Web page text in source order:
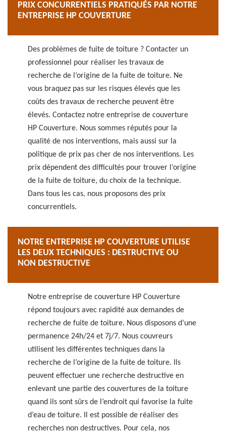
PRIX CONCURRENTIELS PRATIQUÉS PAR NOTRE
ENTREPRISE HP COUVERTURE
Des problèmes de fuite de toiture ? Contacter un
professionnel pour réaliser les travaux de
recherche de l’origine de la fuite de toiture. Ne
vous braquez pas sur les risques élevés que les
coûts des travaux de recherche peuvent être
élevés. Contactez notre entreprise de couverture
HP Couverture. Nous sommes réputés pour la
qualité de nos interventions, mais aussi sur la
politique de prix pas cher de nos interventions. Les
prix dépendent des difficultés pour trouver l’origine
de la fuite de toiture, du choix de la technique.
Dans tous les cas, nous proposons des prix
concurrentiels.
NOTRE ENTREPRISE HP COUVERTURE UTILISE
LES DEUX TECHNIQUES : DESTRUCTIVE OU
NON DESTRUCTIVE
Notre entreprise de couverture HP Couverture
répond toujours avec rapidité aux demandes de
recherche de fuite de toiture. Nous disposons d’une
permanence 24h/24 et 7j/7. Nous couvreurs
utilisent les différentes techniques dans la
recherche de l’origine de la fuite de toiture. Ils
peuvent effectuer une recherche destructive en
enlevant une partie des couvertures de la toiture
quand ils sont sûrs de l’endroit qui favorise la fuite
d’eau de toiture. Il est possible de réaliser des
recherches non destructives. Pour cela, nos